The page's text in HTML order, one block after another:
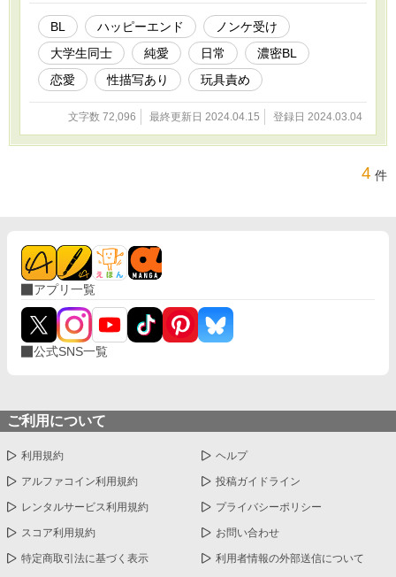
BL ハッピーエンド
ノンケ受け
大学生同士
純愛 日常
濃密BL
恋愛
性描写あり 玩具責め
文字数 72,096 最終更新日 2024.04.15 登録日 2024.03.04
4 件
アプリ一覧
公式SNS一覧
ご利用について
利用規約 ヘルプ
アルファコイン利用規約 投稿ガイドライン
レンタルサービス利用規約 プライバシーポリシー
スコア利用規約 お問い合わせ
特定商取引法に基づく表示 利用者情報の外部送信について